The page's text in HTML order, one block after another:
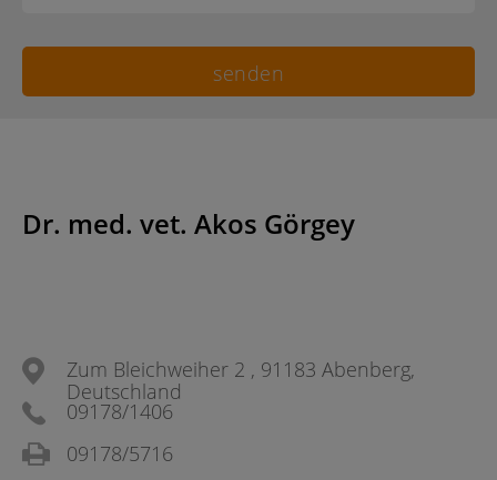
Dr. med. vet. Akos Görgey
Zum Bleichweiher 2 , 91183 Abenberg,
Deutschland
09178/1406
09178/5716